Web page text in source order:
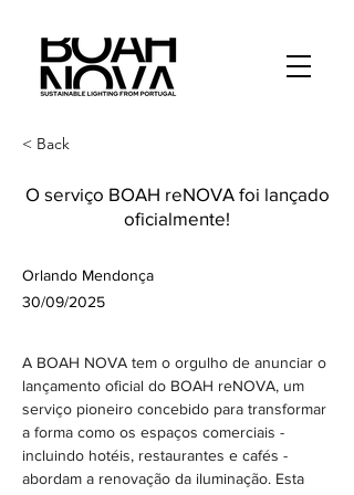
< Back
O serviço BOAH reNOVA foi lançado
oficialmente!
Orlando Mendonça
30/09/2025
A BOAH NOVA tem o orgulho de anunciar o
lançamento oficial do BOAH reNOVA, um
serviço pioneiro concebido para transformar
a forma como os espaços comerciais -
incluindo hotéis, restaurantes e cafés -
abordam a renovação da iluminação. Esta